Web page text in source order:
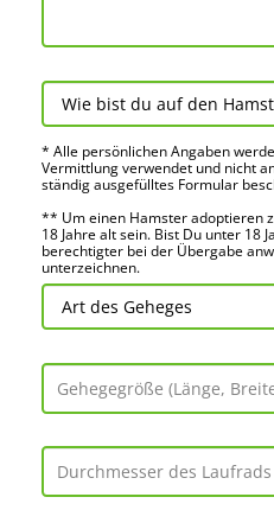
* Alle persön­lichen Angaben
Vermitt­lung verwendet und nicht
ständig ausge­fülltes Formular
** Um einen Hamster adoptieren
18 Jahre alt sein. Bist Du unter 18
berechtigter bei der Über­gabe
unter­zeichnen.